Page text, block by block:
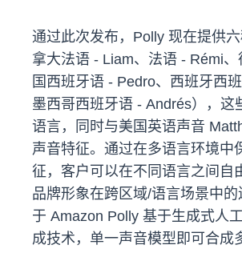
通过此次发布，Polly 现在提供
拿大法语 - Liam、法语 - Rémi
国西班牙语 - Pedro、西班牙西
墨西哥西班牙语 - Andrés），这
语言，同时与美国英语声音
声音特征。通过在多语言环境中
征，客户可以在不同语言之间自
品牌形象在跨区域/语言场景中
于 Amazon Polly 基于生成式人
成技术，单一声音模型即可合成